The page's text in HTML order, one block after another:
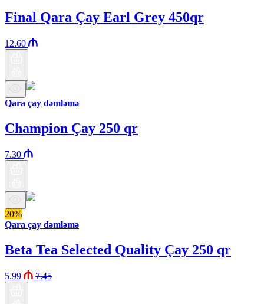
Final Qara Çay Earl Grey 450qr
12.60
Qara çay dəmləmə
Champion Çay 250 qr
7.30
20%
Qara çay dəmləmə
Beta Tea Selected Quality Çay 250 qr
5.99 7.45